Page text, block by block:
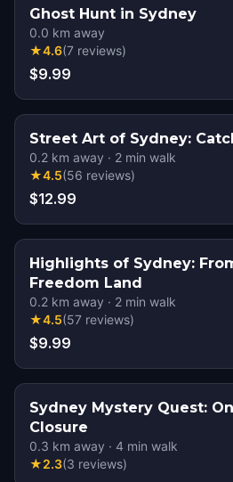
Ghost Hunt in Sydney
0.0 km away
★4.6(7 reviews)
$9.99
Street Art of Sydney:
0.2 km away · 2 min walk
★4.5(56 reviews)
$12.99
Highlights of Sydney:
Freedom Land
0.2 km away · 2 min walk
★4.5(57 reviews)
$9.99
Sydney Mystery Quest:
Closure
0.3 km away · 4 min walk
★2.3(3 reviews)